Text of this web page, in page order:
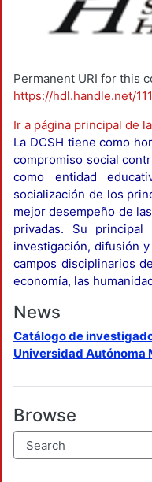
Permanent URI for this
https://hdl.handle.net/
Ir a página principal de
La DCSH tiene como
compromiso social
como entidad
socialización de los
mejor desempeño de
privadas. Su
investigación, difusión
campos disciplinarios
economía, las
News
Catálogo de
Universidad Autónoma
Browse